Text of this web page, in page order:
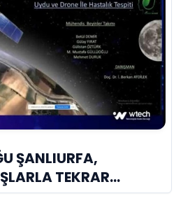
ŞANLIURFA,
TEKRAR